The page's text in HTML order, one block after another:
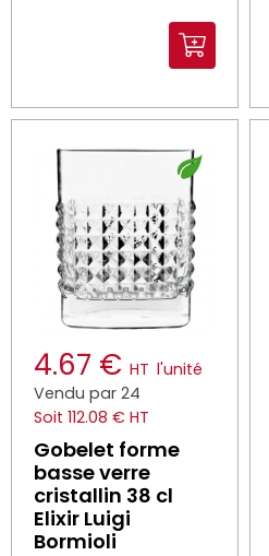
4.67 € HT l'unité
Vendu par 24
Soit 112.08 € HT
Gobelet forme
basse verre
cristallin 38 cl
Elixir Luigi
Bormioli